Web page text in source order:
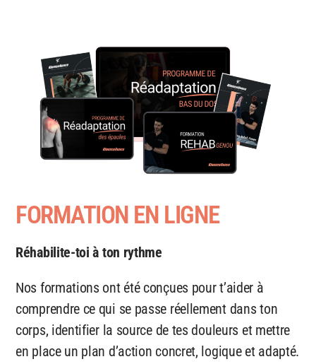
FORMATION EN LIGNE
Réhabilite-toi à ton rythme
Nos formations ont été conçues pour t’aider à
comprendre ce qui se passe réellement dans ton
corps, identifier la source de tes douleurs et mettre
en place un plan d’action concret, logique et adapté.